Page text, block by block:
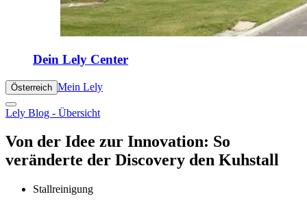
Dein Lely Center
Österreich Mein Lely
Lely Blog - Übersicht
Von der Idee zur Innovation: So
veränderte der Discovery den Kuhstall
Stallreinigung